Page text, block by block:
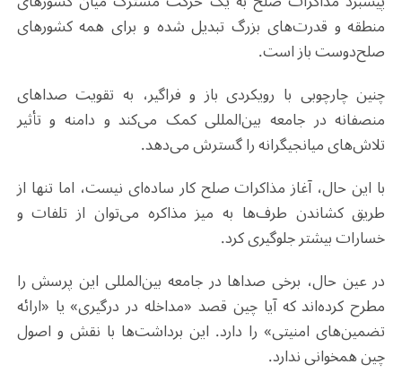
منطقه و قدرت‌های بزرگ تبدیل شده و برای همه کشورهای
صلح‌دوست باز است.
چنین چارچوبی با رویکردی باز و فراگیر، به تقویت صداهای
منصفانه در جامعه بین‌المللی کمک می‌کند و دامنه و تأثیر
تلاش‌های میانجیگرانه را گسترش می‌دهد.
با این حال، آغاز مذاکرات صلح کار ساده‌ای نیست، اما تنها از
طریق کشاندن طرف‌ها به میز مذاکره می‌توان از تلفات و
خسارات بیشتر جلوگیری کرد.
در عین حال، برخی صداها در جامعه بین‌المللی این پرسش را
مطرح کرده‌اند که آیا چین قصد «مداخله در درگیری» یا «ارائه
تضمین‌های امنیتی» را دارد. این برداشت‌ها با نقش و اصول
چین همخوانی ندارد.